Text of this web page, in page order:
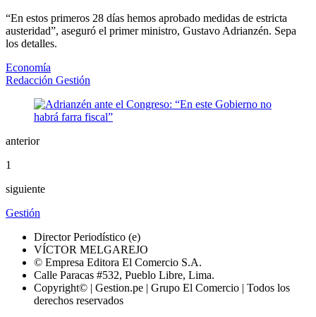
“En estos primeros 28 días hemos aprobado medidas de estricta
austeridad”, aseguró el primer ministro, Gustavo Adrianzén. Sepa
los detalles.
Economía
Redacción Gestión
anterior
1
siguiente
Gestión
Director Periodístico (e)
VÍCTOR MELGAREJO
© Empresa Editora El Comercio S.A.
Calle Paracas #532, Pueblo Libre, Lima.
Copyright© | Gestion.pe | Grupo El Comercio | Todos los
derechos reservados